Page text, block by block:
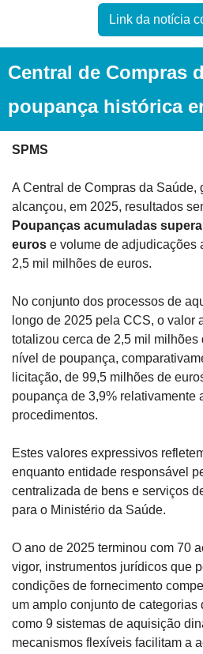
Link da notícia
Central de Compras
poupança histórica
SPMS
A Central de Compras da Saúde,
Poupanças acumuladas
euros e volume de adjudicações
2,5 mil milhões de euros.
No conjunto dos processos de
longo de 2025 pela CCS, o valor
totalizou cerca de 2,5 mil milhões
nível de poupança,
licitação, de 99,5 milhões de
poupança de 3,9% relativamente
procedimentos.
Estes valores expressivos
enquanto entidade responsável
centralizada de bens e serviços
para o Ministério da Saúde.
O ano de 2025 terminou com 70
vigor, instrumentos jurídicos que
condições de fornecimento
um amplo conjunto de categorias
como 9 sistemas de aquisição
mecanismos flexíveis facilitam a